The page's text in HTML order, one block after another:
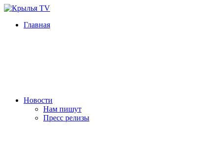
Главная
Новости
Нам пишут
Пресс релизы